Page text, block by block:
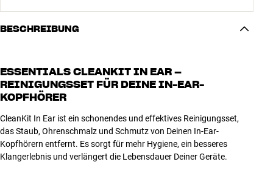
BESCHREIBUNG
ESSENTIALS CLEANKIT IN EAR –
REINIGUNGSSET FÜR DEINE IN-EAR-
KOPFHÖRER
CleanKit In Ear ist ein schonendes und effektives Reinigungsset,
das Staub, Ohrenschmalz und Schmutz von Deinen In-Ear-
Kopfhörern entfernt. Es sorgt für mehr Hygiene, ein besseres
Klangerlebnis und verlängert die Lebensdauer Deiner Geräte.